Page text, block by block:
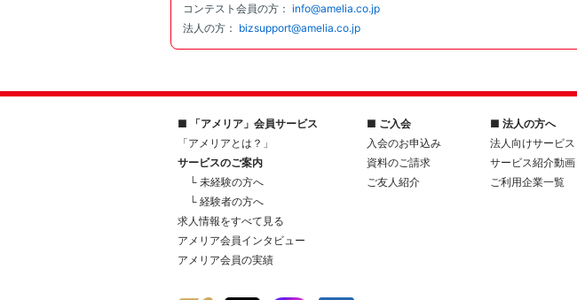
コンテスト会員の方： info@amelia.co.jp
法人の方： bizsupport@amelia.co.jp
■ 「アメリア」会員サービス
「アメリアとは？」
サービスのご案内
└ 未経験の方へ
└ 経験者の方へ
求人情報をすべて見る
アメリア会員インタビュー
アメリア会員の実績
■ ご入会
入会のお申込み
資料のご請求
ご友人紹介
■ 法人の方へ
法人向けサービス
サービス紹介動画
ご利用企業一覧